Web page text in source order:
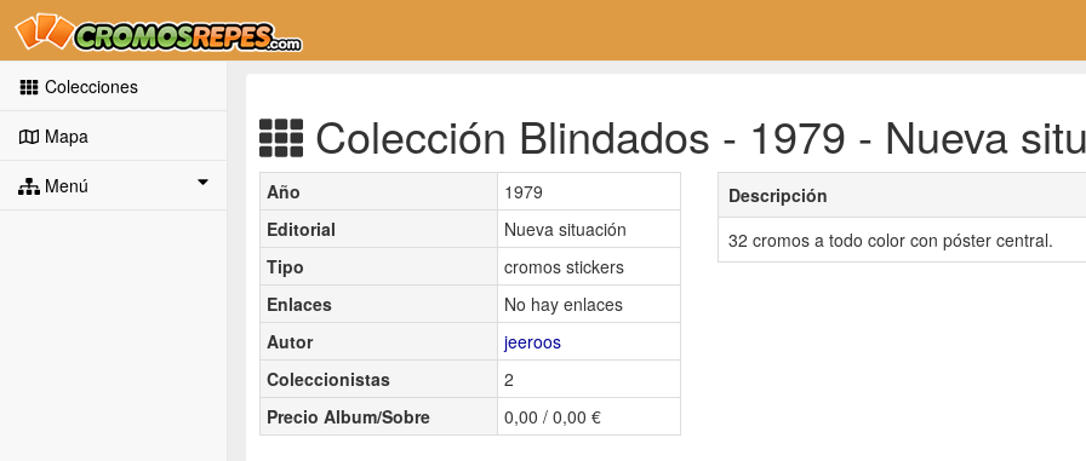
Colecciones
Mapa
Menú
Colección Blindados - 1979 - Nueva
Año
1979
Editorial
Nueva situación
Tipo
cromos stickers
Enlaces
No hay enlaces
Autor
jeeroos
Coleccionistas
2
Precio Album/Sobre
0,00 / 0,00 €
Descripción
32 cromos a todo color con póster central.